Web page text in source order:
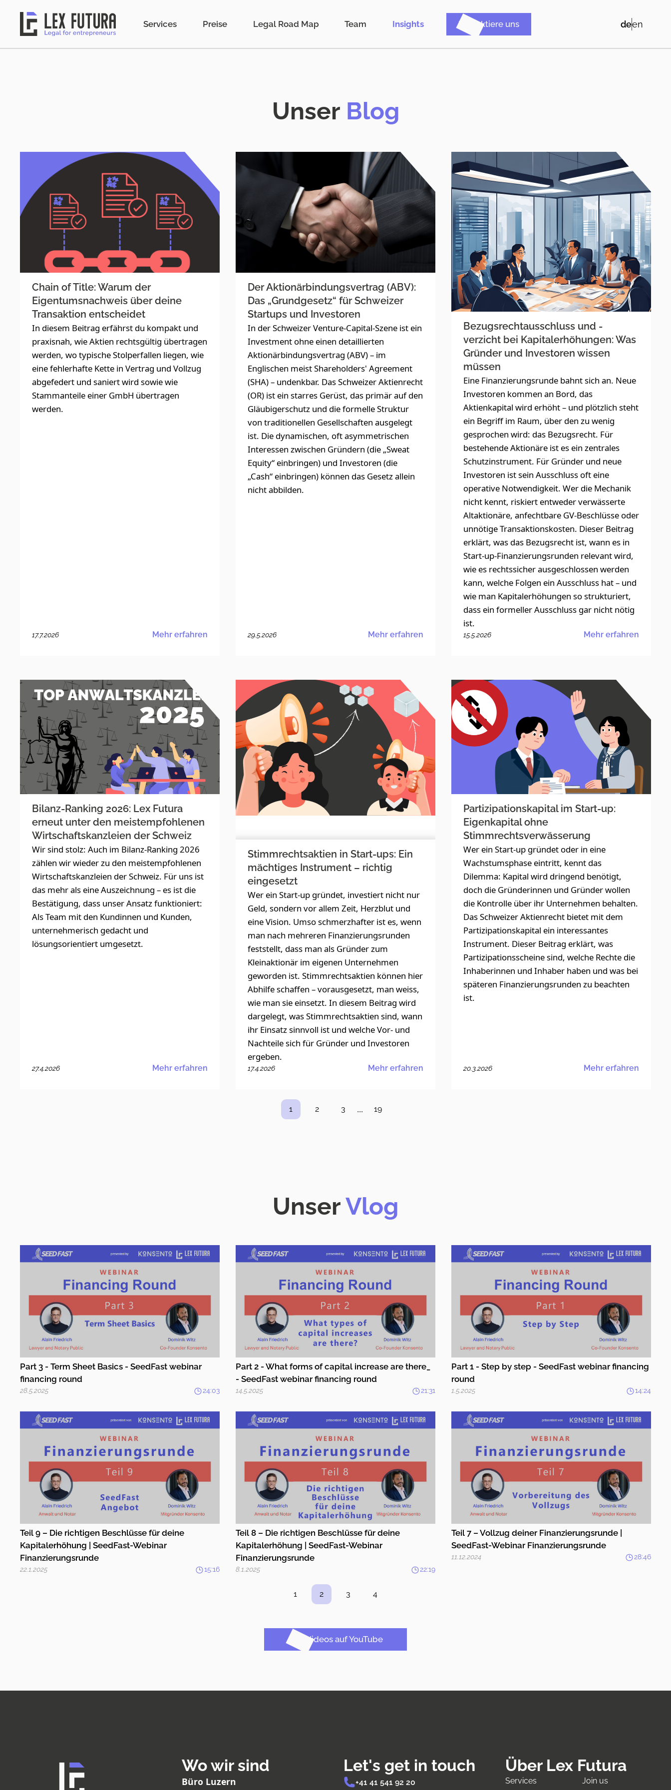
Services Preise Legal Road Map Team Insights Kontaktiere uns deen
Unser Blog
Chain of Title: Warum der
Eigentumsnachweis über deine
Transaktion entscheidet
In diesem Beitrag erfährst du kompakt und
praxisnah, wie Aktien rechtsgültig übertragen
werden, wo typische Stolperfallen liegen, wie
eine fehlerhafte Kette in Vertrag und Vollzug
abgefedert und saniert wird sowie wie
Stammanteile einer GmbH übertragen
werden.
17.7.2026 Mehr erfahren
Der Aktionärbindungsvertrag (ABV):
Das „Grundgesetz“ für Schweizer
Startups und Investoren
In der Schweizer Venture-Capital-Szene ist ein
Investment ohne einen detaillierten
Aktionärbindungsvertrag (ABV) – im
Englischen meist Shareholders' Agreement
(SHA) – undenkbar. Das Schweizer Aktienrecht
(OR) ist ein starres Gerüst, das primär auf den
Gläubigerschutz und die formelle Struktur
von traditionellen Gesellschaften ausgelegt
ist. Die dynamischen, oft asymmetrischen
Interessen zwischen Gründern (die „Sweat
Equity“ einbringen) und Investoren (die
„Cash“ einbringen) können das Gesetz allein
nicht abbilden.
29.5.2026 Mehr erfahren
Bezugsrechtausschluss und -
verzicht bei Kapitalerhöhungen: Was
Gründer und Investoren wissen
müssen
Eine Finanzierungsrunde bahnt sich an. Neue
Investoren kommen an Bord, das
Aktienkapital wird erhöht – und plötzlich steht
ein Begriff im Raum, über den zu wenig
gesprochen wird: das Bezugsrecht. Für
bestehende Aktionäre ist es ein zentrales
Schutzinstrument. Für Gründer und neue
Investoren ist sein Ausschluss oft eine
operative Notwendigkeit. Wer die Mechanik
nicht kennt, riskiert entweder verwässerte
Altaktionäre, anfechtbare GV-Beschlüsse oder
unnötige Transaktionskosten. Dieser Beitrag
erklärt, was das Bezugsrecht ist, wann es in
Start-up-Finanzierungsrunden relevant wird,
wie es rechtssicher ausgeschlossen werden
kann, welche Folgen ein Ausschluss hat – und
wie man Kapitalerhöhungen so strukturiert,
dass ein formeller Ausschluss gar nicht nötig
ist.
15.5.2026 Mehr erfahren
Bilanz-Ranking 2026: Lex Futura
erneut unter den meistempfohlenen
Wirtschaftskanzleien der Schweiz
Wir sind stolz: Auch im Bilanz-Ranking 2026
zählen wir wieder zu den meistempfohlenen
Wirtschaftskanzleien der Schweiz. Für uns ist
das mehr als eine Auszeichnung – es ist die
Bestätigung, dass unser Ansatz funktioniert:
Als Team mit den Kundinnen und Kunden,
unternehmerisch gedacht und
lösungsorientiert umgesetzt.
27.4.2026 Mehr erfahren
Stimmrechtsaktien in Start-ups: Ein
mächtiges Instrument – richtig
eingesetzt
Wer ein Start-up gründet, investiert nicht nur
Geld, sondern vor allem Zeit, Herzblut und
eine Vision. Umso schmerzhafter ist es, wenn
man nach mehreren Finanzierungsrunden
feststellt, dass man als Gründer zum
Kleinaktionär im eigenen Unternehmen
geworden ist. Stimmrechtsaktien können hier
Abhilfe schaffen – vorausgesetzt, man weiss,
wie man sie einsetzt. In diesem Beitrag wird
dargelegt, was Stimmrechtsaktien sind, wann
ihr Einsatz sinnvoll ist und welche Vor- und
Nachteile sich für Gründer und Investoren
ergeben.
17.4.2026 Mehr erfahren
Partizipationskapital im Start-up:
Eigenkapital ohne
Stimmrechtsverwässerung
Wer ein Start-up gründet oder in eine
Wachstumsphase eintritt, kennt das
Dilemma: Kapital wird dringend benötigt,
doch die Gründerinnen und Gründer wollen
die Kontrolle über ihr Unternehmen behalten.
Das Schweizer Aktienrecht bietet mit dem
Partizipationskapital ein interessantes
Instrument. Dieser Beitrag erklärt, was
Partizipationsscheine sind, welche Rechte die
Inhaberinnen und Inhaber haben und was bei
späteren Finanzierungsrunden zu beachten
ist.
20.3.2026 Mehr erfahren
1 2 3 ... 19
UnserVlog
Part 3 - Term Sheet Basics - SeedFast webinar
financing round
28.5.2025 24:03
Part 2 - What forms of capital increase are there_
- SeedFast webinar financing round
14.5.2025 21:31
Part 1 - Step by step - SeedFast webinar financing
round
1.5.2025 14:24
Teil 9 – Die richtigen Beschlüsse für deine
Kapitalerhöhung | SeedFast-Webinar
Finanzierungsrunde
22.1.2025 15:16
Teil 8 – Die richtigen Beschlüsse für deine
Kapitalerhöhung | SeedFast-Webinar
Finanzierungsrunde
8.1.2025 22:19
Teil 7 – Vollzug deiner Finanzierungsrunde |
SeedFast-Webinar Finanzierungsrunde
11.12.2024 28:46
1 2 3 4
Alle Videos auf YouTube
Wo wir sind
Büro Luzern
Let's get in touch
+41 41 541 92 20
Über Lex Futura
Services Join us